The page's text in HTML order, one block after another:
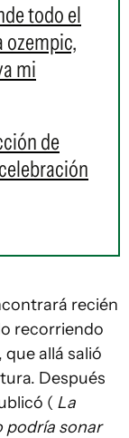
todo el
ozempic,
mi
de
recién
recorriendo
que allá salió
Después
( La
podría sonar